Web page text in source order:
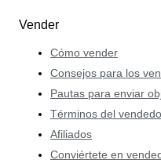
Vender
Cómo vender
Consejos para los
Pautas para enviar
Términos del
Afiliados
Conviértete en